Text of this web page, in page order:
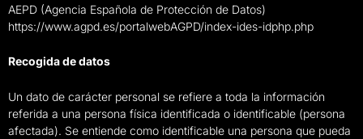
AEPD (Agencia Española de Protección de Datos)
https://www.agpd.es/portalwebAGPD/index-ides-idphp.php
Recogida de datos
Un dato de carácter personal se refiere a toda la información
referida a una persona física identificada o identificable (persona
afectada). Se entiende como identificable una persona que pueda